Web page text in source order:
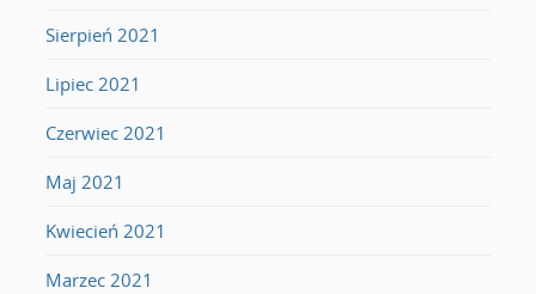
Sierpień 2021
Lipiec 2021
Czerwiec 2021
Maj 2021
Kwiecień 2021
Marzec 2021